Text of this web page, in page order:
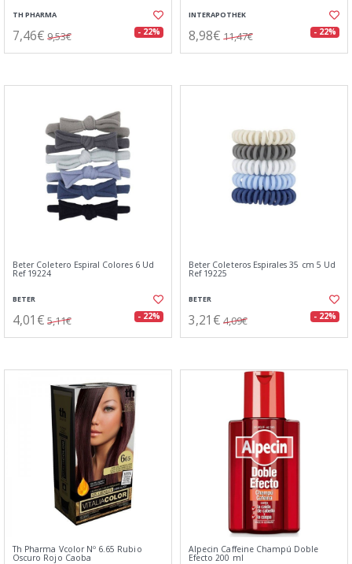
TH PHARMA
7,46€ 9,53€ - 22%
INTERAPOTHEK
8,98€ 11,47€ - 22%
Beter Coletero Espiral Colores 6 Ud
Ref 19224
BETER
4,01€ 5,11€ - 22%
Beter Coleteros Espirales 35 cm 5 Ud
Ref 19225
BETER
3,21€ 4,09€ - 22%
Th Pharma Vcolor Nº 6.65 Rubio
Oscuro Rojo Caoba
Alpecin Caffeine Champú Doble
Efecto 200 ml